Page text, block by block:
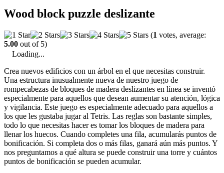
Wood block puzzle deslizante
(1 votes, average:
5.00 out of 5)
Loading...
Crea nuevos edificios con un árbol en el que necesitas construir.
Una estructura inusualmente nueva de nuestro juego de
rompecabezas de bloques de madera deslizantes en línea se inventó
especialmente para aquellos que desean aumentar su atención, lógica
y vigilancia. Este juego es especialmente adecuado para aquellos a
los que les gustaba jugar al Tetris. Las reglas son bastante simples,
todo lo que necesitas hacer es tomar los bloques de madera para
llenar los huecos. Cuando completes una fila, acumularás puntos de
bonificación. Si completa dos o más filas, ganará aún más puntos. Y
nos preguntamos a qué altura se puede construir una torre y cuántos
puntos de bonificación se pueden acumular.